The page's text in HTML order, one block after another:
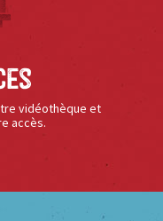
vidéothèque et
accès.